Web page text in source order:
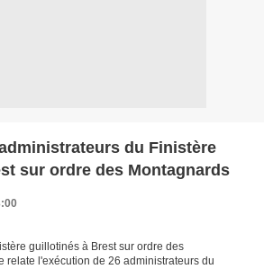
du Finistère
sur ordre des Montagnards
guillotinés à Brest sur ordre des
relate l'exécution de 26 administrateurs du